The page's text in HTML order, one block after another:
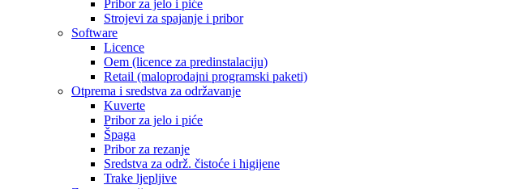
Pribor za jelo i piće
Strojevi za spajanje i pribor
Software
Licence
Oem (licence za predinstalaciju)
Retail (maloprodajni programski paketi)
Otprema i sredstva za održavanje
Kuverte
Pribor za jelo i piće
Špaga
Pribor za rezanje
Sredstva za održ. čistoće i higijene
Trake ljepljive